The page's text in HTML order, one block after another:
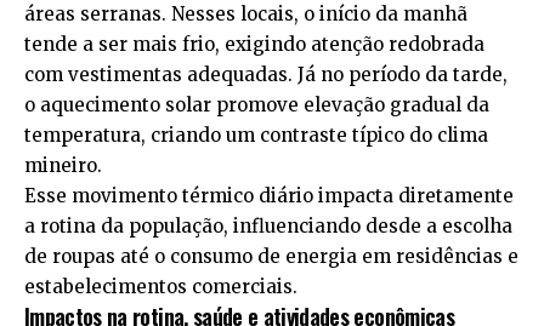
áreas serranas. Nesses locais, o início da manhã
tende a ser mais frio, exigindo atenção redobrada
com vestimentas adequadas. Já no período da tarde,
o aquecimento solar promove elevação gradual da
temperatura, criando um contraste típico do clima
mineiro.
Esse movimento térmico diário impacta diretamente
a rotina da população, influenciando desde a escolha
de roupas até o consumo de energia em residências e
estabelecimentos comerciais.
Impactos na rotina, saúde e atividades econômicas